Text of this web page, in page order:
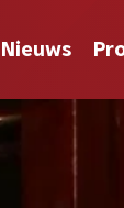
Nieuws